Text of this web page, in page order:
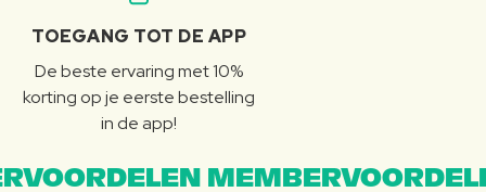
TOEGANG TOT DE APP
De beste ervaring met 10%
korting op je eerste bestelling
in de app!